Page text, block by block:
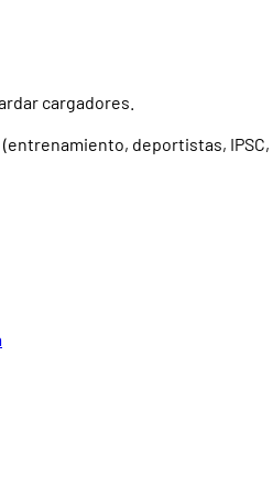
cargadores.
deportistas, IPSC,